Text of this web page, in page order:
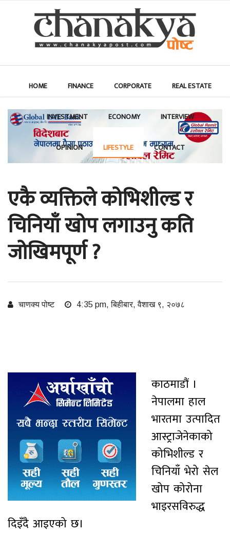
HOME FINANCE CORPORATE REAL ESTATE
INVESTMENT ECONOMY INTERVIEW
OPINION LIFESTYLE CONTACT
एकै व्यक्तिले कोभिशील्ड र
चिनियाँ खोप लगाउनु कति
जोखिमपूर्ण ?
चाणक्य पोष्ट 4:35 pm, बिहीबार, वैशाख ९, २०७८
काठमाडौं ।
नेपालमा हाल
भारतमा उत्पादित
आस्ट्राजेनेकाको
कोभिशील्ड र
चिनियाँ भेरो सेल
खोप कोरोना
भाइरसविरुद्ध
दिइँदै आइएको छ।